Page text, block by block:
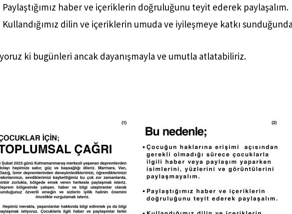
Paylaştığımız haber ve içeriklerin doğruluğunu teyit ederek paylaşalım.
Kullandığımız dilin ve içeriklerin umuda ve iyileşmeye katkı
ki bugünleri ancak dayanışmayla ve umutla atlatabiliriz.